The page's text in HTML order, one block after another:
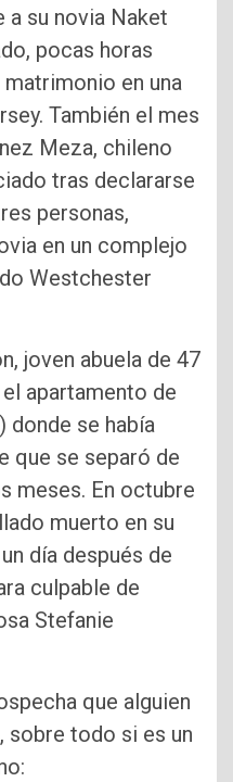
a su novia Naket
pocas horas
en una
También el mes
Meza, chileno
tras declararse
personas,
en un complejo
Westchester
joven abuela de 47
apartamento de
donde se había
que se separó de
meses. En octubre
muerto en su
día después de
culpable de
Stefanie
que alguien
sobre todo si es un